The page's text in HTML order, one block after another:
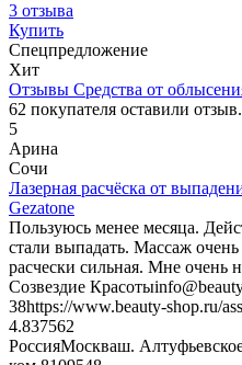
3 отзыва
Купить
Спецпредложение
Хит
Отзывы Средства от
62 покупателя оставили отзыв.
5
Арина
Сочи
Лазерная расчёска от
Gezatone
Пользуюсь менее месяца.
стали выпадать. Массаж
расчески сильная. Мне очень
Созвездие Красоты
38https://www.beauty-shop.ru/
4.837562
РоссияМоскваш.